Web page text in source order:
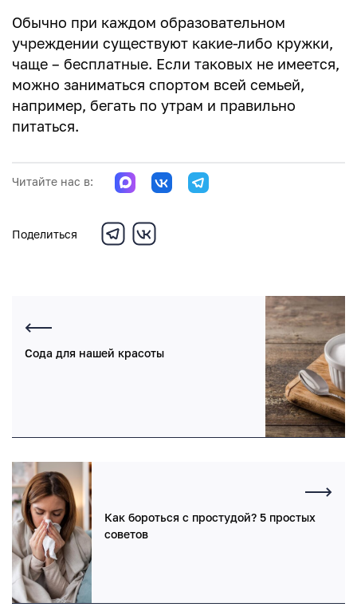
Обычно при каждом образовательном
учреждении существуют какие-либо кружки,
чаще – бесплатные. Если таковых не имеется,
можно заниматься спортом всей семьей,
например, бегать по утрам и правильно
питаться.
Читайте нас в:
Поделиться
Сода для нашей красоты
Как бороться с простудой? 5 простых
советов